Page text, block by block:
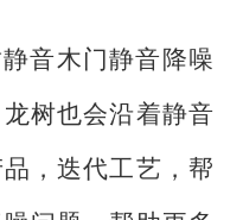
音木门静音降噪
树也会沿着静音
，迭代工艺，帮